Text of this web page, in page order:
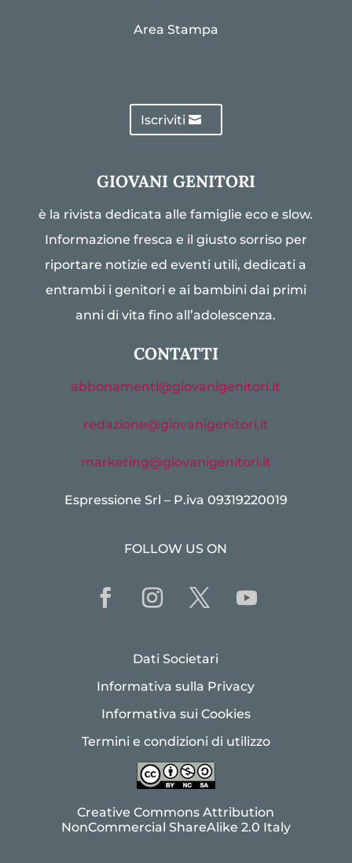
Area Stampa
Iscriviti
GIOVANI GENITORI
è la rivista dedicata alle famiglie eco e slow.
Informazione fresca e il giusto sorriso per
riportare notizie ed eventi utili, dedicati a
entrambi i genitori e ai bambini dai primi
anni di vita fino all’adolescenza.
CONTATTI
abbonamenti@giovanigenitori.it
redazione@giovanigenitori.it
marketing@giovanigenitori.it
Espressione Srl – P.iva 09319220019
FOLLOW US ON
Dati Societari
Informativa sulla Privacy
Informativa sui Cookies
Termini e condizioni di utilizzo
Creative Commons Attribution
NonCommercial ShareAlike 2.0 Italy